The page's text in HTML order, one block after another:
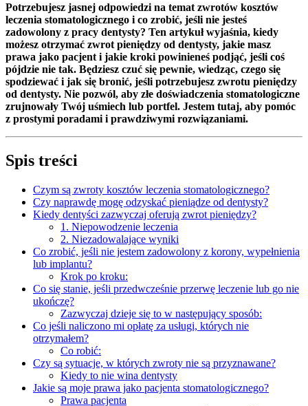
Potrzebujesz jasnej odpowiedzi na temat zwrotów kosztów
leczenia stomatologicznego i co zrobić, jeśli nie jesteś
zadowolony z pracy dentysty? Ten artykuł wyjaśnia, kiedy
możesz otrzymać zwrot pieniędzy od dentysty, jakie masz
prawa jako pacjent i jakie kroki powinieneś podjąć, jeśli coś
pójdzie nie tak. Będziesz czuć się pewnie, wiedząc, czego się
spodziewać i jak się bronić, jeśli potrzebujesz zwrotu pieniędzy
od dentysty. Nie pozwól, aby złe doświadczenia stomatologiczne
zrujnowały Twój uśmiech lub portfel. Jestem tutaj, aby pomóc
z prostymi poradami i prawdziwymi rozwiązaniami.
Spis treści
Czym są zwroty kosztów leczenia stomatologicznego?
Czy naprawdę mogę odzyskać pieniądze od dentysty?
Kiedy dentyści zazwyczaj oferują zwrot pieniędzy?
1. Niepowodzenie leczenia
2. Niezadowalające wyniki
Co zrobić, jeśli nie jestem zadowolony z korony, wypełnienia
lub implantu?
Krok po kroku:
Co się stanie, jeśli przedwcześnie przerwę leczenie lub go nie
ukończę?
Zazwyczaj dzieje się to w następujący sposób:
Co jeśli naliczono mi opłatę za usługi, których nie
otrzymałem?
Co robić:
Czy są sytuacje, w których zwroty nie są przyznawane?
Kiedy to nie wina dentysty
Jakie są moje prawa jako pacjenta stomatologicznego?
Prawa pacjenta